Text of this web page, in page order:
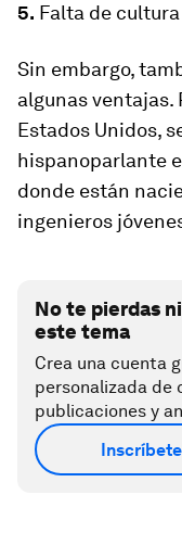
5. Falta de
Sin embargo,
algunas ventajas.
Estados Unidos,
hispanoparlante
donde están
ingenieros
No te pierdas
este tema
Crea una cuenta
personalizada de
publicaciones y